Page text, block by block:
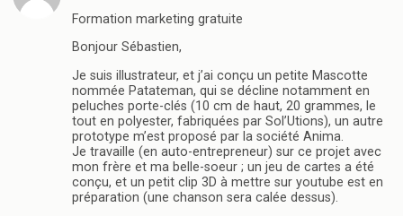
Formation marketing gratuite
Bonjour Sébastien,
Je suis illustrateur, et j’ai conçu un petite Mascotte
nommée Patateman, qui se décline notamment en
peluches porte-clés (10 cm de haut, 20 grammes, le
tout en polyester, fabriquées par Sol’Utions), un autre
prototype m’est proposé par la société Anima.
Je travaille (en auto-entrepreneur) sur ce projet avec
mon frère et ma belle-soeur ; un jeu de cartes a été
conçu, et un petit clip 3D à mettre sur youtube est en
préparation (une chanson sera calée dessus).